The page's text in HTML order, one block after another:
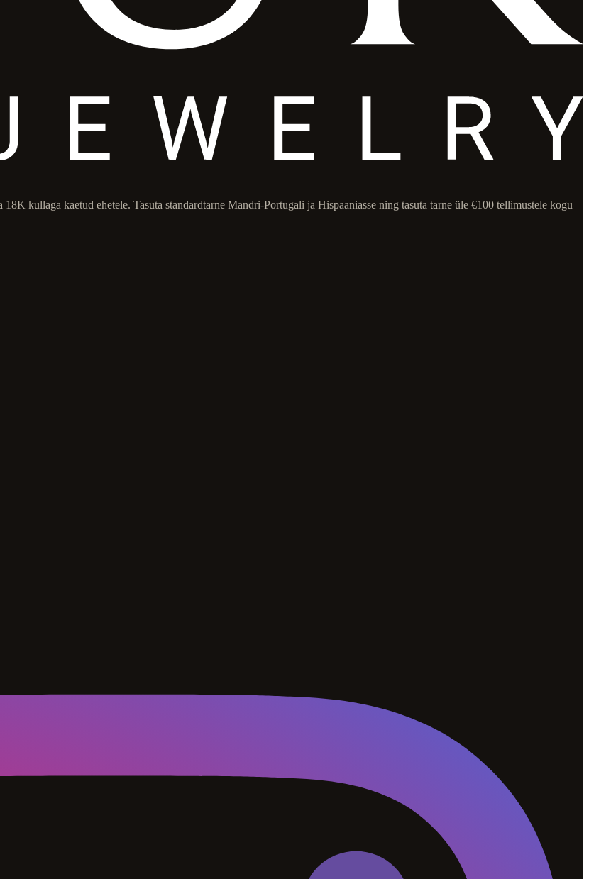
kullaga kaetud ehetele. Tasuta standardtarne Mandri-Portugali ja Hispaaniasse ning tasuta tarne üle €100 tellimustele kogu